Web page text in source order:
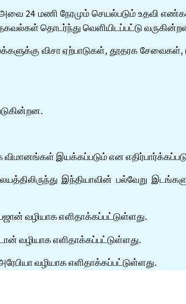
அவை 24 மணி நேரமும் செயல்படும் உதவி
தொடர்ந்து வெளியிடப்பட்டு
விசா ஏற்பாடுகள், தூதரக
விமானங்கள் இயக்கப்படும் என
இந்தியாவின் பல்வேறு
வழியாக எளிதாக்கப்பட்டுள்ளது.
வழியாக எளிதாக்கப்பட்டுள்ளது.
வழியாக எளிதாக்கப்பட்டுள்ளது.